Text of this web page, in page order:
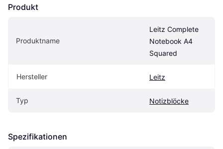
Produkt
Produktname
Leitz Complete
Notebook A4
Squared
Hersteller Leitz
Typ Notizblöcke
Spezifikationen